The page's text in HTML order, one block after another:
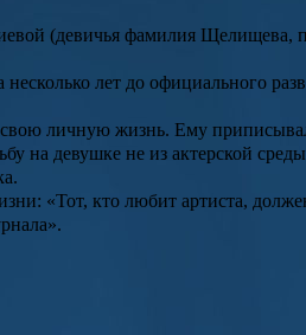
(девичья фамилия Щелищева,
лет до официального
личную жизнь. Ему
на девушке не из актерской
«Тот, кто любит артиста,